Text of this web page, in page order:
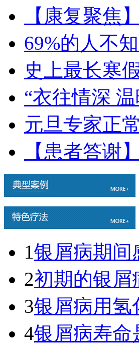
【康复聚焦
69%的人不
史上最长寒
“衣往情深
元旦专家正
【患者答谢
1银屑病期间
2初期的银屑
3银屑病用氢
4银屑病寿命